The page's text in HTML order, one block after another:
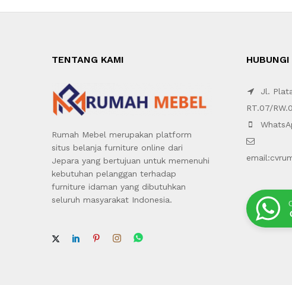
TENTANG KAMI
Rumah Mebel merupakan platform
situs belanja furniture online dari
Jepara yang bertujuan untuk memenuhi
kebutuhan pelanggan terhadap
furniture idaman yang dibutuhkan
seluruh masyarakat Indonesia.
Jl.
RT.07/